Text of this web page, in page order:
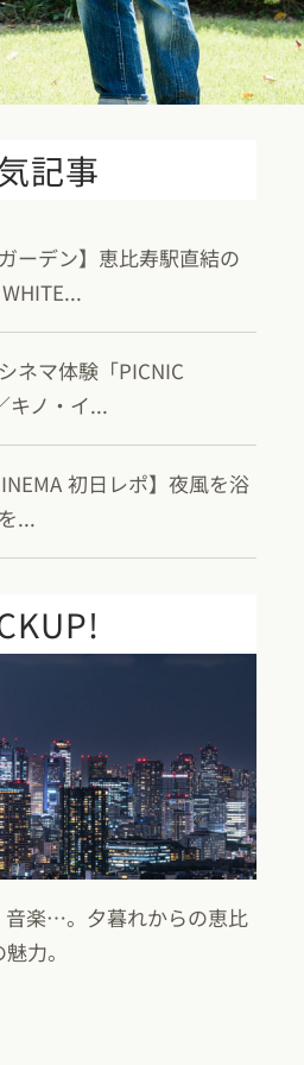
記事
ーデン】恵比寿駅直結の
WHITE...
ネマ体験「PICNIC
キノ・イ...
初日レポ】夜風を浴
...
音楽…。夕暮れからの恵比
力。